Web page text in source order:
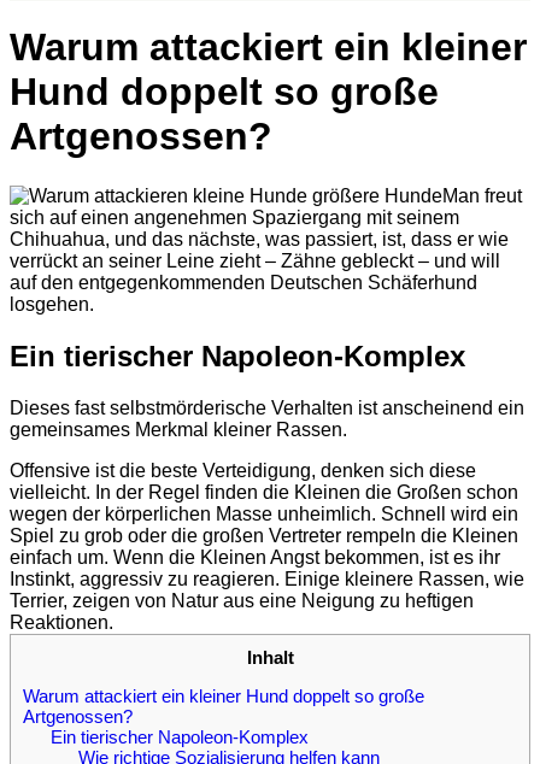
Warum attackiert ein kleiner
Hund doppelt so große
Artgenossen?
Man freut
sich auf einen angenehmen Spaziergang mit seinem
Chihuahua, und das nächste, was passiert, ist, dass er wie
verrückt an seiner Leine zieht – Zähne gebleckt – und will
auf den entgegenkommenden Deutschen Schäferhund
losgehen.
Ein tierischer Napoleon-Komplex
Dieses fast selbstmörderische Verhalten ist anscheinend ein
gemeinsames Merkmal kleiner Rassen.
Offensive ist die beste Verteidigung, denken sich diese
vielleicht. In der Regel finden die Kleinen die Großen schon
wegen der körperlichen Masse unheimlich. Schnell wird ein
Spiel zu grob oder die großen Vertreter rempeln die Kleinen
einfach um. Wenn die Kleinen Angst bekommen, ist es ihr
Instinkt, aggressiv zu reagieren. Einige kleinere Rassen, wie
Terrier, zeigen von Natur aus eine Neigung zu heftigen
Reaktionen.
Inhalt
Warum attackiert ein kleiner Hund doppelt so große
Artgenossen?
Ein tierischer Napoleon-Komplex
Wie richtige Sozialisierung helfen kann